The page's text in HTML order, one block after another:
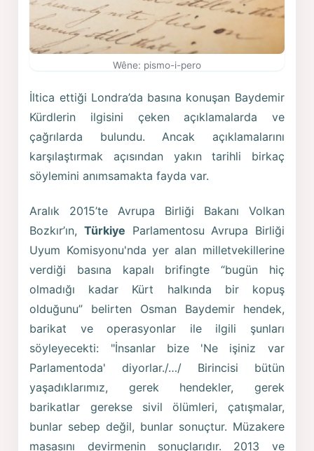
Wêne: pismo-i-pero
İltica ettiği Londra’da basına konuşan Baydemir
Kürdlerin ilgisini çeken açıklamalarda ve
çağrılarda bulundu. Ancak açıklamalarını
karşılaştırmak açısından yakın tarihli birkaç
söylemini anımsamakta fayda var.
Aralık 2015’te Avrupa Birliği Bakanı Volkan
Bozkır’ın, Türkiye Parlamentosu Avrupa Birliği
Uyum Komisyonu'nda yer alan milletvekillerine
verdiği basına kapalı brifingte “bugün hiç
olmadığı kadar Kürt halkında bir kopuş
olduğunu” belirten Osman Baydemir hendek,
barikat ve operasyonlar ile ilgili şunları
söyleyecekti: "İnsanlar bize 'Ne işiniz var
Parlamentoda' diyorlar./…/ Birincisi bütün
yaşadıklarımız, gerek hendekler, gerek
barikatlar gerekse sivil ölümleri, çatışmalar,
bunlar sebep değil, bunlar sonuçtur. Müzakere
masasını devirmenin sonuçlarıdır. 2013 ve